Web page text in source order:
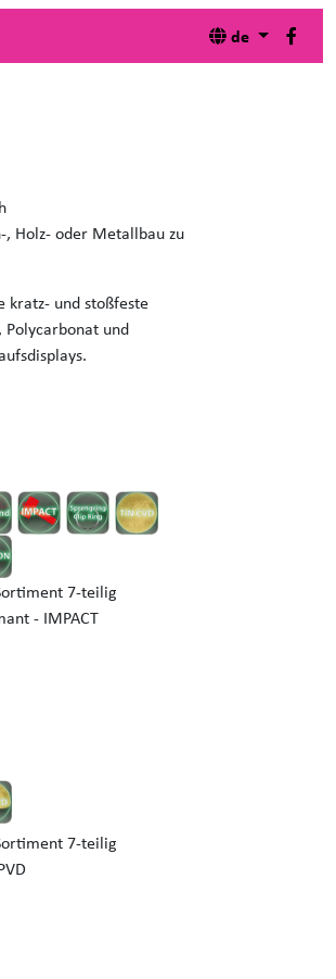
de
, Holz- oder Metallbau zu
kratz- und stoßfeste
Polycarbonat und
7-teilig
- IMPACT
7-teilig